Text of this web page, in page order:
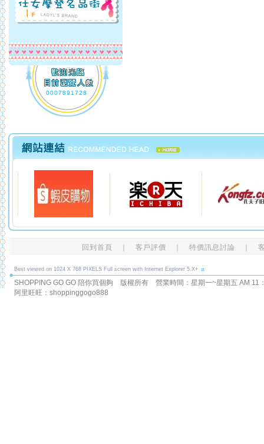
0007891728
回到首頁 客戶評價 特價訊息討論
Best viewed on 1024 X 768 PIXELS Full screen with Internet Explorer 5.X+
SHOPPING GO GO 陪你買個夠 版權所有 營業時間：星期一~星期五 AM
阿里旺旺：shoppinggogo888